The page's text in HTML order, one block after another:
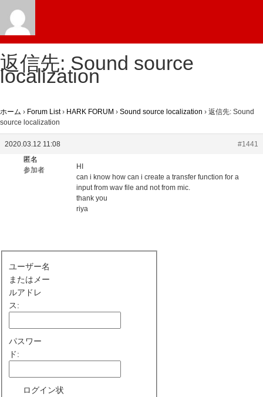
返信先: Sound source
localization
ホーム › Forum List › HARK FORUM › Sound source localization › 返信先: Sound
source localization
2020.03.12 11:08
#1441
匿名
参加者
HI
can i know how can i create a transfer function for a
input from wav file and not from mic.
thank you
riya
ユーザー名
またはメー
ルアドレ
ス:
パスワー
ド:
ログイン状